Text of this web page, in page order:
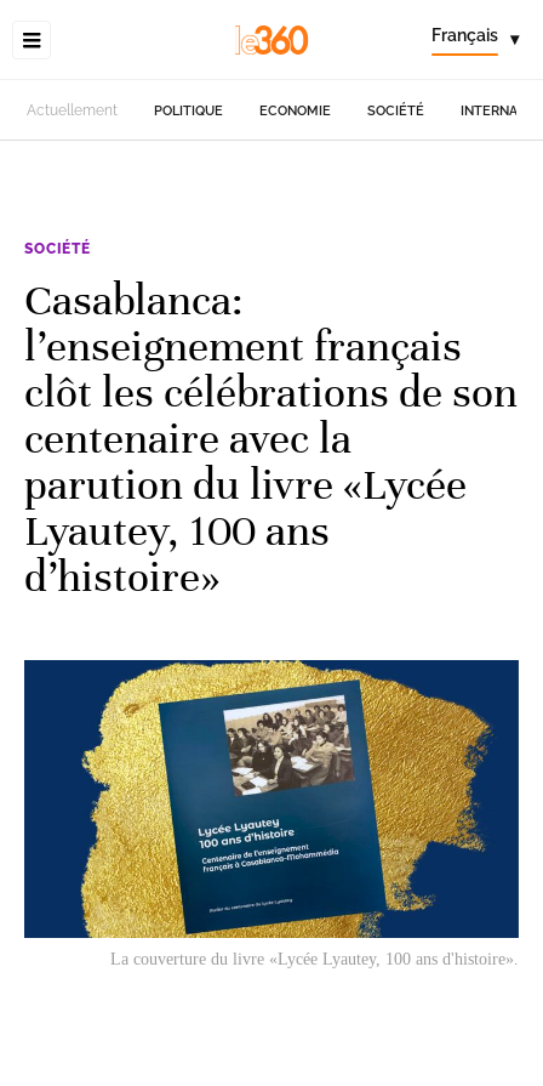
Français ▾
Actuellement POLITIQUE ECONOMIE SOCIÉTÉ
SOCIÉTÉ
Casablanca:
l’enseignement français
clôt les célébrations de son
centenaire avec la
parution du livre «Lycée
Lyautey, 100 ans
d’histoire»
La couverture du livre «Lycée Lyautey, 100 ans d'histoire».